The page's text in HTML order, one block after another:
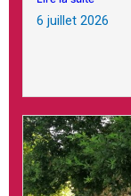
6 juillet 2026